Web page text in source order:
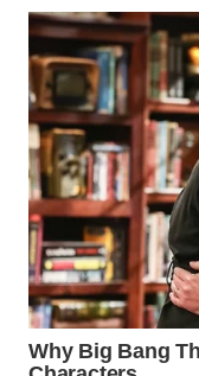
WN
MALUT
WN
DAIRI
WN
DANAU
TOBA
WN
NIAS